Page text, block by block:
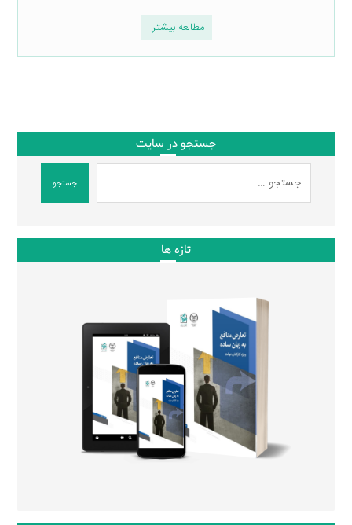
مطالعه بیشتر
جستجو در سایت
جستجو
تازه ها